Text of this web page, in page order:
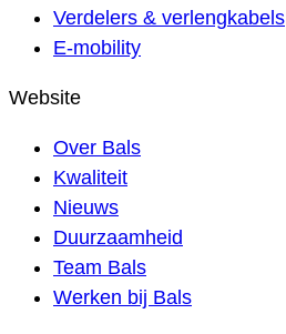
Verdelers & verlengkabels
E-mobility
Website
Over Bals
Kwaliteit
Nieuws
Duurzaamheid
Team Bals
Werken bij Bals